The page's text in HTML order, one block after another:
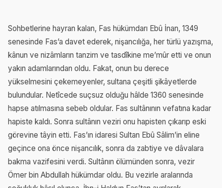
Sohbetlerine hayran kalan, Fas hükümdarı Ebû İnan, 1349
senesinde Fas’a davet ederek, nişancılığa, her türlü yazışma,
kânun ve nizâmların tanzim ve tasdîkine me’mûr etti ve onun
yakın adamlarından oldu. Fakat, onun bu derece
yükselmesini çekemeyenler, sultana çeşitli şikâyetlerde
bulundular. Netîcede suçsuz olduğu hâlde 1360 senesinde
hapse atılmasına sebeb oldular. Fas sultânının vefatına kadar
hapiste kaldı. Sonra sultânın veziri onu hapisten çıkarıp eski
görevine tâyin etti. Fas’ın idaresi Sultan Ebû Sâlim’in eline
geçince ona önce nişancılık, sonra da zabtiye ve dâvalara
bakma vazifesini verdi. Sultânın ölümünden sonra, vezir
Ömer bin Abdullah hükümdar oldu. Bu vezirle aralarında